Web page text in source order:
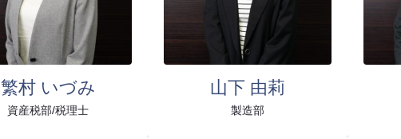
繁村 いづみ
資産税部/税理士
山下 由莉
製造部